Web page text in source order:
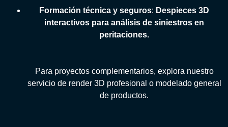
Formación técnica y seguros: Despieces 3D
interactivos para análisis de siniestros en
peritaciones.
Para proyectos complementarios, explora nuestro
servicio de render 3D profesional o modelado general
de productos.